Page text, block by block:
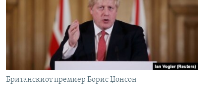
РСЕ веб страници
Британскиот премиер Борис Џонсон